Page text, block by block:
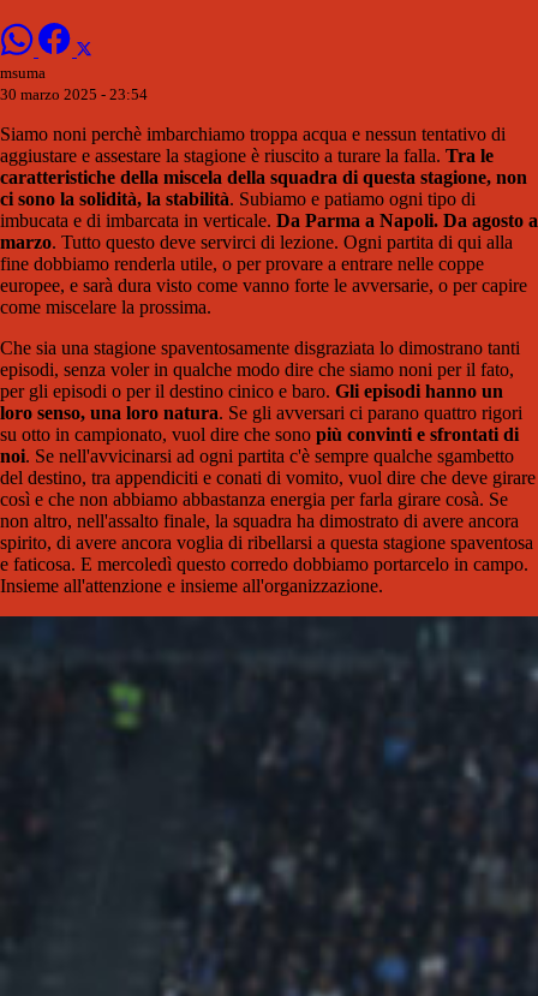
msuma
30 marzo 2025 - 23:54
Siamo noni perchè imbarchiamo troppa acqua e nessun tentativo di
aggiustare e assestare la stagione è riuscito a turare la falla. Tra le
caratteristiche della miscela della squadra di questa stagione, non
ci sono la solidità, la stabilità. Subiamo e patiamo ogni tipo di
imbucata e di imbarcata in verticale. Da Parma a Napoli. Da agosto a
marzo. Tutto questo deve servirci di lezione. Ogni partita di qui alla
fine dobbiamo renderla utile, o per provare a entrare nelle coppe
europee, e sarà dura visto come vanno forte le avversarie, o per capire
come miscelare la prossima.
Che sia una stagione spaventosamente disgraziata lo dimostrano tanti
episodi, senza voler in qualche modo dire che siamo noni per il fato,
per gli episodi o per il destino cinico e baro. Gli episodi hanno un
loro senso, una loro natura. Se gli avversari ci parano quattro rigori
su otto in campionato, vuol dire che sono più convinti e sfrontati di
noi. Se nell'avvicinarsi ad ogni partita c'è sempre qualche sgambetto
del destino, tra appendiciti e conati di vomito, vuol dire che deve girare
così e che non abbiamo abbastanza energia per farla girare cosà. Se
non altro, nell'assalto finale, la squadra ha dimostrato di avere ancora
spirito, di avere ancora voglia di ribellarsi a questa stagione spaventosa
e faticosa. E mercoledì questo corredo dobbiamo portarcelo in campo.
Insieme all'attenzione e insieme all'organizzazione.